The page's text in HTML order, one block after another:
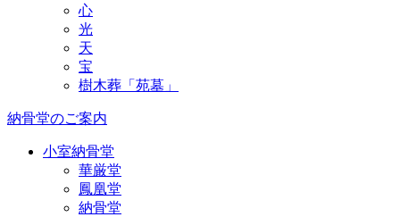
心
光
天
宝
樹木葬「苑墓」
納骨堂のご案内
小室納骨堂
華厳堂
鳳凰堂
納骨堂